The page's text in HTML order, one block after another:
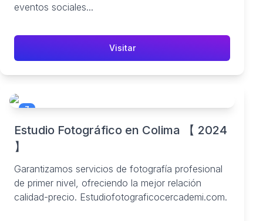
eventos sociales...
Visitar
7
Estudio Fotográfico en Colima 【 2024
】
Garantizamos servicios de fotografía profesional
de primer nivel, ofreciendo la mejor relación
calidad-precio. Estudiofotograficocercademi.com.